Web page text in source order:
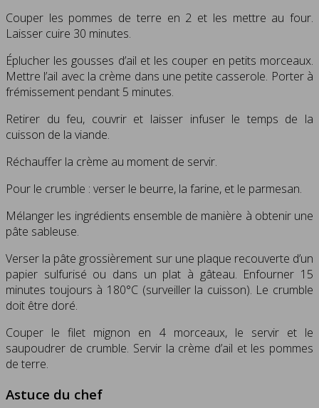
Couper les pommes de terre en 2 et les mettre au four.
Laisser cuire 30 minutes.
Éplucher les gousses d’ail et les couper en petits morceaux.
Mettre l’ail avec la crème dans une petite casserole. Porter à
frémissement pendant 5 minutes.
Retirer du feu, couvrir et laisser infuser le temps de la
cuisson de la viande.
Réchauffer la crème au moment de servir.
Pour le crumble : verser le beurre, la farine, et le parmesan.
Mélanger les ingrédients ensemble de manière à obtenir une
pâte sableuse.
Verser la pâte grossièrement sur une plaque recouverte d’un
papier sulfurisé ou dans un plat à gâteau. Enfourner 15
minutes toujours à 180°C (surveiller la cuisson). Le crumble
doit être doré.
Couper le filet mignon en 4 morceaux, le servir et le
saupoudrer de crumble. Servir la crème d’ail et les pommes
de terre.
Astuce du chef